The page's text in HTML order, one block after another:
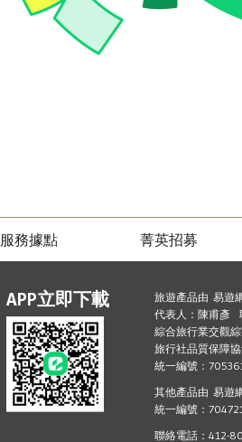
服務據點 菁英招募
APP立即下載
旅遊產品由 易遊
代表人：陳甫彥
綜合旅行業交觀
旅行社品質保障
統一編號：
其他產品由 易遊
統一編號：
聯絡電話：412-